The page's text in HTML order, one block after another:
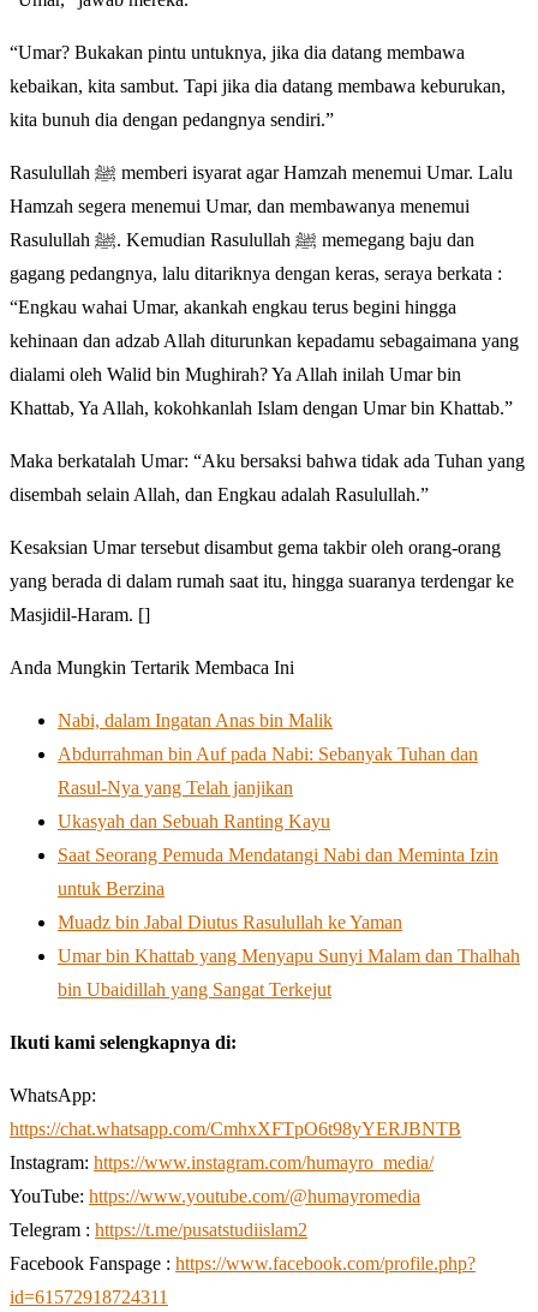
“Umar? Bukakan pintu untuknya, jika dia datang membawa
kebaikan, kita sambut. Tapi jika dia datang membawa keburukan,
kita bunuh dia dengan pedangnya sendiri.”
Rasulullah ﷺ memberi isyarat agar Hamzah menemui Umar. Lalu
Hamzah segera menemui Umar, dan membawanya menemui
Rasulullah ﷺ. Kemudian Rasulullah ﷺ memegang baju dan
gagang pedangnya, lalu ditariknya dengan keras, seraya berkata :
“Engkau wahai Umar, akankah engkau terus begini hingga
kehinaan dan adzab Allah diturunkan kepadamu sebagaimana yang
dialami oleh Walid bin Mughirah? Ya Allah inilah Umar bin
Khattab, Ya Allah, kokohkanlah Islam dengan Umar bin Khattab.”
Maka berkatalah Umar: “Aku bersaksi bahwa tidak ada Tuhan yang
disembah selain Allah, dan Engkau adalah Rasulullah.”
Kesaksian Umar tersebut disambut gema takbir oleh orang-orang
yang berada di dalam rumah saat itu, hingga suaranya terdengar ke
Masjidil-Haram. []
Anda Mungkin Tertarik Membaca Ini
Nabi, dalam Ingatan Anas bin Malik
Abdurrahman bin Auf pada Nabi: Sebanyak Tuhan dan
Rasul-Nya yang Telah janjikan
Ukasyah dan Sebuah Ranting Kayu
Saat Seorang Pemuda Mendatangi Nabi dan Meminta Izin
untuk Berzina
Muadz bin Jabal Diutus Rasulullah ke Yaman
Umar bin Khattab yang Menyapu Sunyi Malam dan Thalhah
bin Ubaidillah yang Sangat Terkejut
Ikuti kami selengkapnya di:
WhatsApp:
https://chat.whatsapp.com/CmhxXFTpO6t98yYERJBNTB
Instagram: https://www.instagram.com/humayro_media/
YouTube: https://www.youtube.com/@humayromedia
Telegram : https://t.me/pusatstudiislam2
Facebook Fanspage : https://www.facebook.com/profile.php?
id=61572918724311